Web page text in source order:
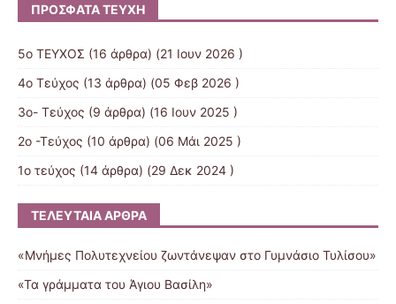
ΠΡΌΣΦΑΤΑ ΤΕΎΧΗ
5ο ΤΕΥΧΟΣ (16 άρθρα) (21 Ιουν 2026 )
4ο Τεύχος (13 άρθρα) (05 Φεβ 2026 )
3o- Τεύχος (9 άρθρα) (16 Ιουν 2025 )
2ο -Τεύχος (10 άρθρα) (06 Μάι 2025 )
1ο τεύχος (14 άρθρα) (29 Δεκ 2024 )
ΤΕΛΕΥΤΑΊΑ ΆΡΘΡΑ
«Μνήμες Πολυτεχνείου ζωντάνεψαν στο Γυμνάσιο Τυλίσου»
«Τα γράμματα του Άγιου Βασίλη»